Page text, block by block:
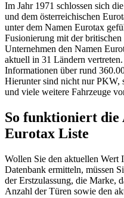
Im Jahr 1971 schlossen sich
und dem österreichischen
unter dem Namen Eurotax
Fusionierung mit der britischen
Unternehmen den Namen
aktuell in 31 Ländern
Informationen über rund
Hierunter sind nicht nur PKW,
und viele weitere Fahrzeuge
So funktioniert die
Eurotax Liste
Wollen Sie den aktuellen Wert
Datenbank ermitteln, müssen
der Erstzulassung, die Marke,
Anzahl der Türen sowie den